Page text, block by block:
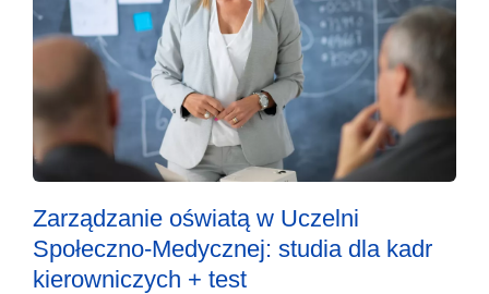
Zarządzanie oświatą w Uczelni
Społeczno-Medycznej: studia dla kadr
kierowniczych + test